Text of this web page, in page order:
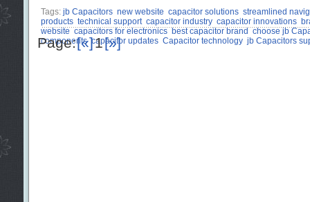
Tags: jb Capacitors new website capacitor solutions streamlined
products technical support capacitor industry capacitor innovations
website capacitors for electronics best capacitor brand choose jb
components capacitor updates Capacitor technology jb Capacitors
Page:[«]1[»]